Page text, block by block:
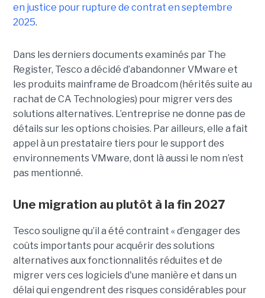
en justice pour rupture de contrat en septembre
2025.
Dans les derniers documents examinés par The
Register, Tesco a décidé d’abandonner VMware et
les produits mainframe de Broadcom (hérités suite au
rachat de CA Technologies) pour migrer vers des
solutions alternatives. L’entreprise ne donne pas de
détails sur les options choisies. Par ailleurs, elle a fait
appel à un prestataire tiers pour le support des
environnements VMware, dont là aussi le nom n’est
pas mentionné.
Une migration au plutôt à la fin 2027
Tesco souligne qu’il a été contraint « d’engager des
coûts importants pour acquérir des solutions
alternatives aux fonctionnalités réduites et de
migrer vers ces logiciels d'une manière et dans un
délai qui engendrent des risques considérables pour